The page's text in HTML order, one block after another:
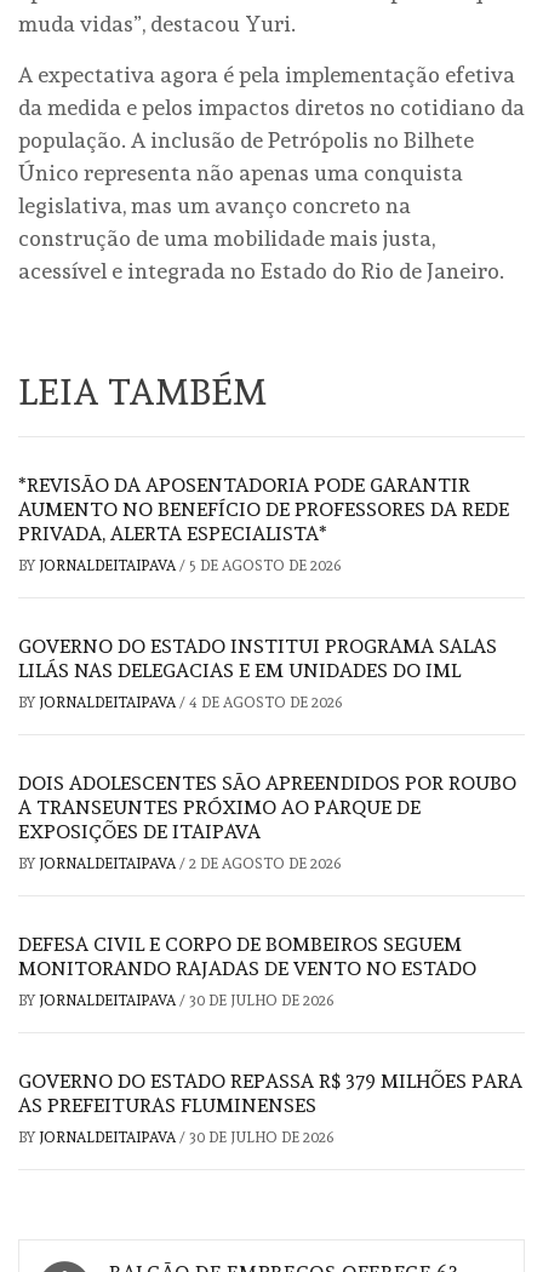
muda vidas”, destacou Yuri.
A expectativa agora é pela implementação efetiva
da medida e pelos impactos diretos no cotidiano da
população. A inclusão de Petrópolis no Bilhete
Único representa não apenas uma conquista
legislativa, mas um avanço concreto na
construção de uma mobilidade mais justa,
acessível e integrada no Estado do Rio de Janeiro.
LEIA TAMBÉM
*REVISÃO DA APOSENTADORIA PODE GARANTIR
AUMENTO NO BENEFÍCIO DE PROFESSORES DA REDE
PRIVADA, ALERTA ESPECIALISTA*
BY JORNALDEITAIPAVA/ 5 DE AGOSTO DE 2026
GOVERNO DO ESTADO INSTITUI PROGRAMA SALAS
LILÁS NAS DELEGACIAS E EM UNIDADES DO IML
BY JORNALDEITAIPAVA/ 4 DE AGOSTO DE 2026
DOIS ADOLESCENTES SÃO APREENDIDOS POR ROUBO
A TRANSEUNTES PRÓXIMO AO PARQUE DE
EXPOSIÇÕES DE ITAIPAVA
BY JORNALDEITAIPAVA/ 2 DE AGOSTO DE 2026
DEFESA CIVIL E CORPO DE BOMBEIROS SEGUEM
MONITORANDO RAJADAS DE VENTO NO ESTADO
BY JORNALDEITAIPAVA/ 30 DE JULHO DE 2026
GOVERNO DO ESTADO REPASSA R$ 379 MILHÕES PARA
AS PREFEITURAS FLUMINENSES
BY JORNALDEITAIPAVA/ 30 DE JULHO DE 2026